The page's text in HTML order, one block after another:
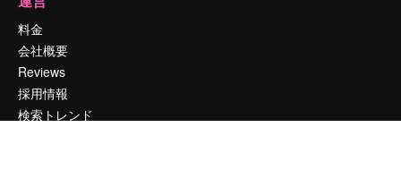
料金
会社概要
Reviews
採用情報
検索トレンド